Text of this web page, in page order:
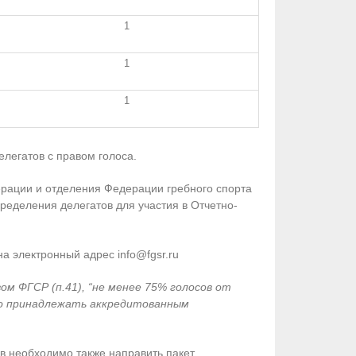
1
1
1
с правом голоса.
и отделения Федерации гребного спорта
делегатов для участия в Отчетно-
электронный адрес info@fgsr.ru
ФГСР (п.41), “не менее 75% голосов от
принадлежать аккредитованным
необходимо также направить пакет